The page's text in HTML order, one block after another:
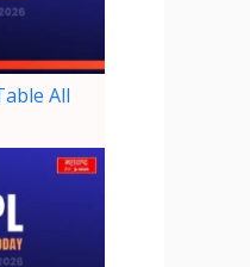
All